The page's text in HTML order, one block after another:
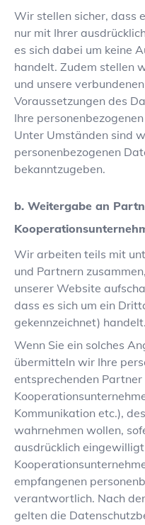
Wir stellen sicher, dass
nur mit Ihrer
es sich dabei um keine
handelt. Zudem stellen
und unsere
Voraussetzungen des
Ihre
Unter Umständen sind
personenbezogenen
bekanntzugeben.
b. Weitergabe an
Wir arbeiten teils mit
und Partnern
unserer Website
dass es sich um ein
gekennzeichnet) handelt.
Wenn Sie ein solches
übermitteln wir Ihre
entsprechenden Partner
Kommunikation etc.),
wahrnehmen wollen,
ausdrücklich
empfangenen
verantwortlich. Nach
gelten die